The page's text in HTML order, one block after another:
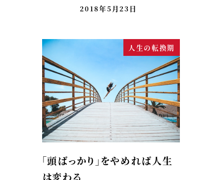
2018年5月23日
人生の転換期
「頭ばっかり」をやめれば人生
は変わる